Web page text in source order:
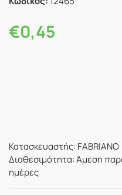
€0,45
Κατασκευαστής: FABRIANO
Διαθεσιμότητα: Άμεση
ημέρες